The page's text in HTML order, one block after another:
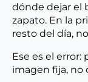
dónde dejar el
zapato. En la
resto del día,
Ese es el
imagen fija, no